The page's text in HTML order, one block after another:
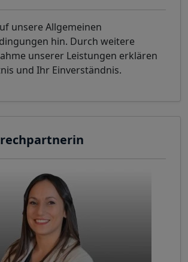
unsere Allgemeinen
hin. Durch weitere
unserer Leistungen erklären
und Ihr Einverständnis.